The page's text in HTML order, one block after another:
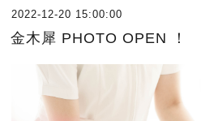
2022-12-20 15:00:00
金木犀 PHOTO OPEN ！